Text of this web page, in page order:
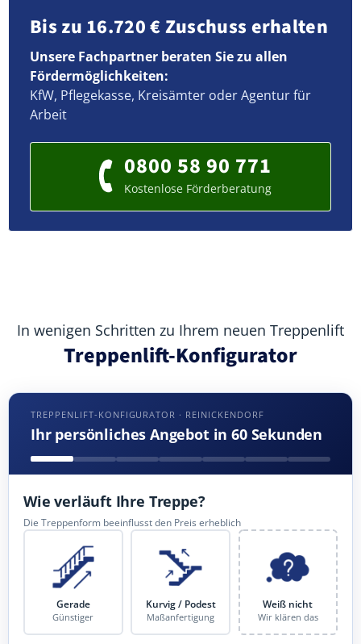
Bis zu 16.720 € Zuschuss erhalten
Unsere Fachpartner beraten Sie zu allen
Fördermöglichkeiten:
KfW, Pflegekasse, Kreisämter oder Agentur für
Arbeit
0800 58 90 771
Kostenlose Förderberatung
In wenigen Schritten zu Ihrem neuen Treppenlift
Treppenlift-Konfigurator
TREPPENLIFT-KONFIGURATOR · REINICKENDORF
Ihr persönliches Angebot in 60 Sekunden
Wie verläuft Ihre Treppe?
Die Treppenform beeinflusst den Preis erheblich
Gerade
Günstiger
Kurvig / Podest
Maßanfertigung
Weiß nicht
Wir klären das